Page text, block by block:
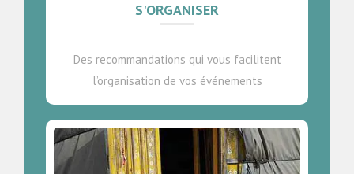
S'ORGANISER
Des recommandations qui vous facilitent
l’organisation de vos événements